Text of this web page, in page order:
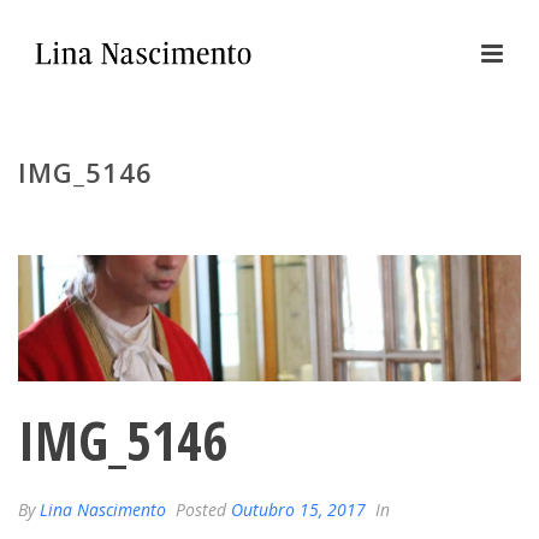
IMG_5146
IMG_5146
By Lina Nascimento Posted Outubro 15, 2017 In